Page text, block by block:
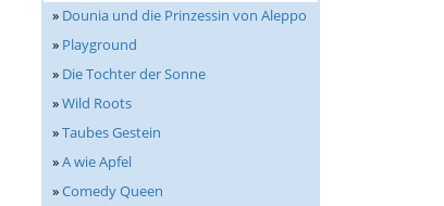
» Dounia und die Prinzessin von Aleppo
» Playground
» Die Tochter der Sonne
»Wild Roots
»Taubes Gestein
»A wie Apfel
»Comedy Queen